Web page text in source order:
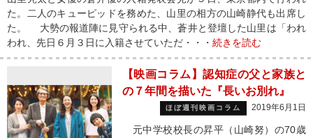
た。二人のキューピッドを務めた、山里の相方の山崎静代も出席し
た。 大勢の報道陣に見守られる中、蒼井と登壇した山里は「われ
われ、先日６月３日に入籍させていただ・・・ 続きを読む
【映画コラム】認知症の父と家族と
の７年間を描いた『長いお別れ』
ほぼ週刊映画コラム 2019年6月1日
元中学校校長の昇平（山崎努）の70歳